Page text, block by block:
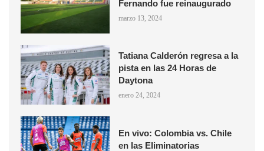
Fernando fue reinaugurado
marzo 13, 2024
Tatiana Calderón regresa a la
pista en las 24 Horas de
Daytona
enero 24, 2024
En vivo: Colombia vs. Chile
en las Eliminatorias